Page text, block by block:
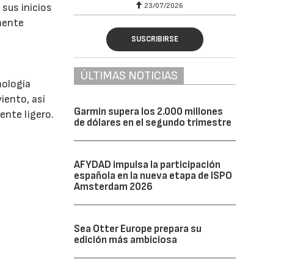
sus inicios
así
ligero.
23/07/2026
SUSCRIBIRSE
ÚLTIMAS NOTICIAS
Garmin supera los 2.000 millones
de dólares en el segundo trimestre
AFYDAD impulsa la participación
española en la nueva etapa de ISPO
Amsterdam 2026
Sea Otter Europe prepara su
edición más ambiciosa